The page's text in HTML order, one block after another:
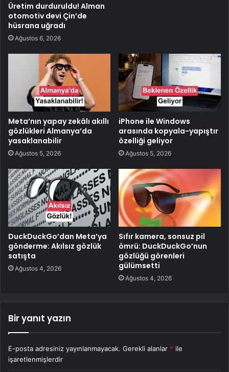
Üretim durduruldu! Alman
otomotiv devi Çin’de
hüsrana uğradı
Ağustos 6, 2026
Meta’nın yapay zekâlı akıllı
gözlükleri Almanya’da
yasaklanabilir
Ağustos 5, 2026
iPhone ile Windows
arasında kopyala-yapıştır
özelliği geliyor
Ağustos 5, 2026
DuckDuckGo’dan Meta’ya
gönderme: Akılsız gözlük
satışta
Ağustos 4, 2026
Sıfır kamera, sonsuz pil
ömrü: DuckDuckGo’nun
gözlüğü görenleri
gülümsetti
Ağustos 4, 2026
Bir yanıt yazın
E-posta adresiniz yayınlanmayacak. Gerekli alanlar * ile
işaretlenmişlerdir